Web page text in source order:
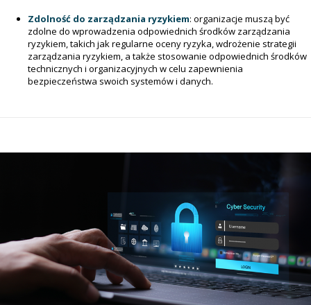
Zdolność do zarządzania ryzykiem: organizacje muszą być
zdolne do wprowadzenia odpowiednich środków zarządzania
ryzykiem, takich jak regularne oceny ryzyka, wdrożenie strategii
zarządzania ryzykiem, a także stosowanie odpowiednich środków
technicznych i organizacyjnych w celu zapewnienia
bezpieczeństwa swoich systemów i danych.